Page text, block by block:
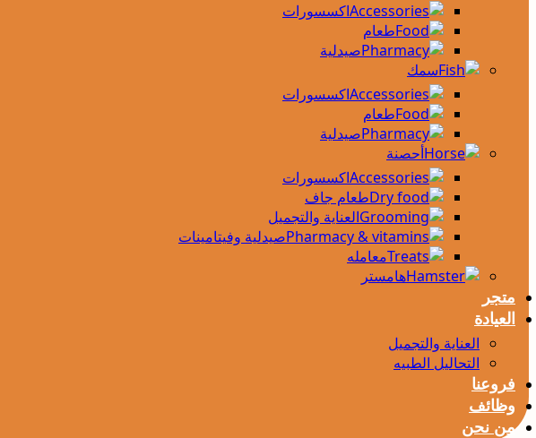
اكسسورات
طعام
صيدلية
سمك
اكسسورات
طعام
صيدلية
أحصنة
اكسسورات
طعام جاف
العناية والتجميل
صيدلية وفيتامينات
معامله
هامستر
متجر
العيادة
العناية والتجميل
التحاليل الطبيه
فروعنا
وظائف
من نحن